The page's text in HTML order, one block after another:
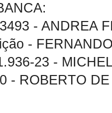
- ANDREA
-
23 -
- ROBERTO